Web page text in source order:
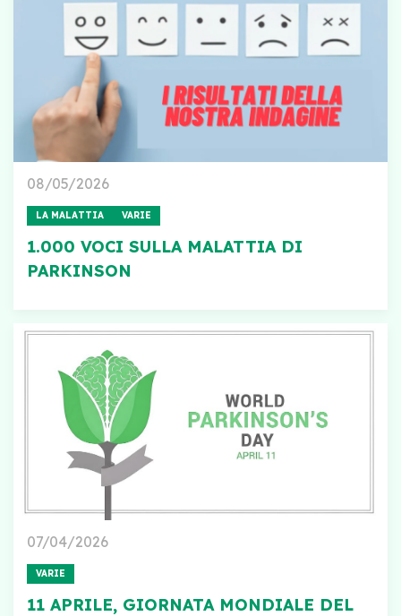
08/05/2026
LA MALATTIA VARIE
1.000 VOCI SULLA MALATTIA DI
PARKINSON
07/04/2026
VARIE
11 APRILE, GIORNATA MONDIALE DEL